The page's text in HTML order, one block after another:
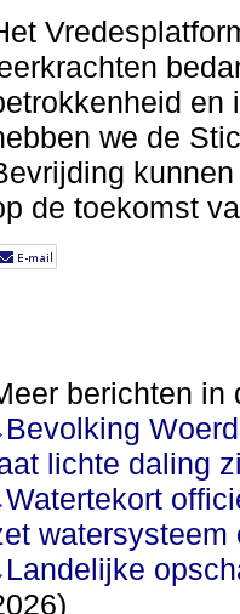
en
we de
de toekomst
berichten in
Bevolking
lichte daling
Watertekort
watersysteem
Landelijke